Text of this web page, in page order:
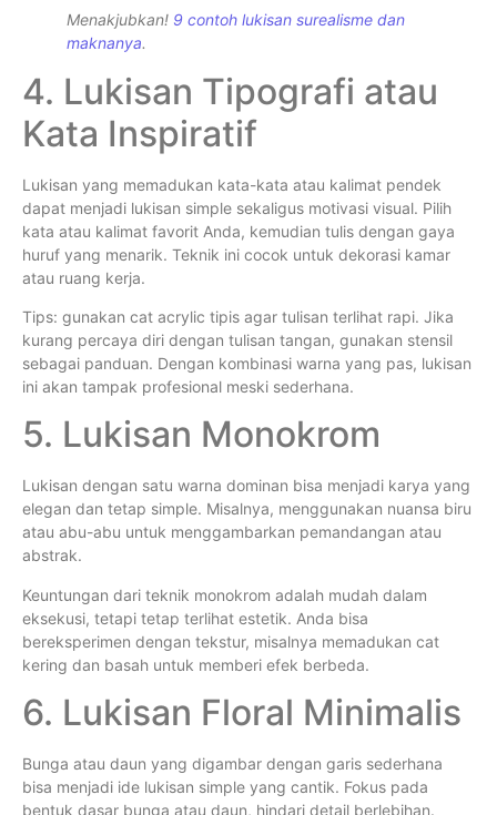
Menakjubkan! 9 contoh lukisan surealisme dan
maknanya.
4. Lukisan Tipografi atau
Kata Inspiratif
Lukisan yang memadukan kata-kata atau kalimat pendek
dapat menjadi lukisan simple sekaligus motivasi visual. Pilih
kata atau kalimat favorit Anda, kemudian tulis dengan gaya
huruf yang menarik. Teknik ini cocok untuk dekorasi kamar
atau ruang kerja.
Tips: gunakan cat acrylic tipis agar tulisan terlihat rapi. Jika
kurang percaya diri dengan tulisan tangan, gunakan stensil
sebagai panduan. Dengan kombinasi warna yang pas, lukisan
ini akan tampak profesional meski sederhana.
5. Lukisan Monokrom
Lukisan dengan satu warna dominan bisa menjadi karya yang
elegan dan tetap simple. Misalnya, menggunakan nuansa biru
atau abu-abu untuk menggambarkan pemandangan atau
abstrak.
Keuntungan dari teknik monokrom adalah mudah dalam
eksekusi, tetapi tetap terlihat estetik. Anda bisa
bereksperimen dengan tekstur, misalnya memadukan cat
kering dan basah untuk memberi efek berbeda.
6. Lukisan Floral Minimalis
Bunga atau daun yang digambar dengan garis sederhana
bisa menjadi ide lukisan simple yang cantik. Fokus pada
bentuk dasar bunga atau daun, hindari detail berlebihan.